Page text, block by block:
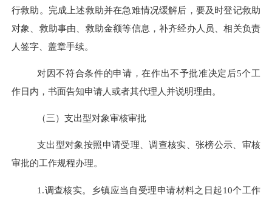
行救助。完成上述救助并在急难情况缓解后，要及时登记救助
对象、救助事由、救助金额等信息，补齐经办人员、相关负责
人签字、盖章手续。
对因不符合条件的申请，在作出不予批准决定后5个工
作日内，书面告知申请人或者其代理人并说明理由。
（三）支出型对象审核审批
支出型对象按照申请受理、调查核实、张榜公示、审核
审批的工作规程办理。
1.调查核实。乡镇应当自受理申请材料之日起10个工作